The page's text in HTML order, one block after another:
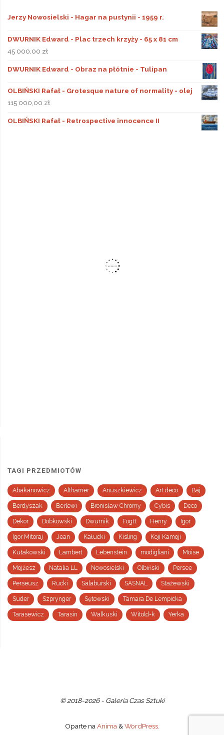
Jerzy Nowosielski - Hagar na pustynii - 1959 r.
DWURNIK Edward - Plac trzech krzyży - 65 x 81 cm
45 000,00 zł
DWURNIK Edward - Obraz na płótnie - Tulipan
OLBIŃSKI Rafał - Grotesque nature of normality - olej
115 000,00 zł
OLBIŃSKI Rafał - Retrospective innocence II
TAGI PRZEDMIOTÓW
Abakanowicz Althamer Anuszkiewicz Art deco Baj
Berdyszak Berlewi Bronisław Chromy Cybis Deco
Dekor Dobkowski Dwurnik Fogtt Henry Igor
Igor Mitoraj Jean Kałucki Kisling Koji Kamoji
Kułakowski Lambert Lebenstein modigliani Moise
Mojżesz Natalia LL Nowosielski Olbiński Persee
Perseusz Rucki Salaburski SASNAL Stażewski
Suder Szprynger Sętowski Tamara De Lempicka
Tarasewicz Tarasin Walkuski Witold-k Yerka
© 2018-2026 - Galeria Czas Sztuki
Oparte naAnima&WordPress.